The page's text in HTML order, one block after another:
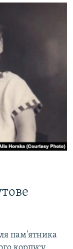
пам'ятника